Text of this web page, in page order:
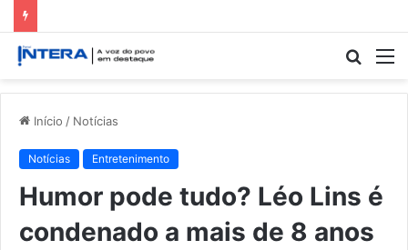
Início / Notícias
Notícias Entretenimento
Humor pode tudo? Léo Lins é
condenado a mais de 8 anos